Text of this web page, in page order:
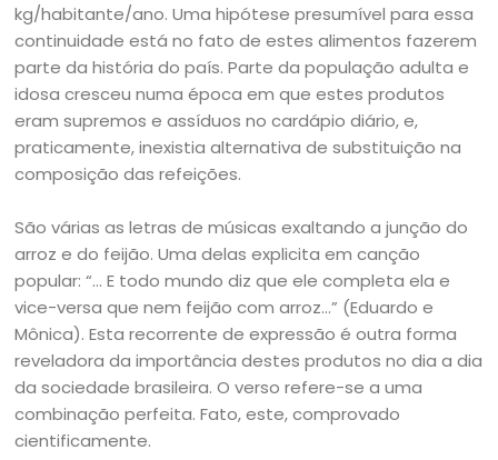
kg/habitante/ano. Uma hipótese presumível para essa
continuidade está no fato de estes alimentos fazerem
parte da história do país. Parte da população adulta e
idosa cresceu numa época em que estes produtos
eram supremos e assíduos no cardápio diário, e,
praticamente, inexistia alternativa de substituição na
composição das refeições.
São várias as letras de músicas exaltando a junção do
arroz e do feijão. Uma delas explicita em canção
popular: “… E todo mundo diz que ele completa ela e
vice-versa que nem feijão com arroz…” (Eduardo e
Mônica). Esta recorrente de expressão é outra forma
reveladora da importância destes produtos no dia a dia
da sociedade brasileira. O verso refere-se a uma
combinação perfeita. Fato, este, comprovado
cientificamente.